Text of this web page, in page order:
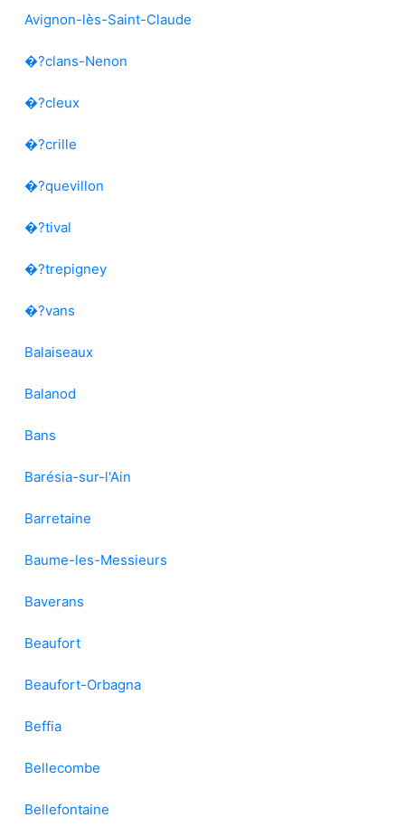
Avignon-lès-Saint-Claude
�?clans-Nenon
�?cleux
�?crille
�?quevillon
�?tival
�?trepigney
�?vans
Balaiseaux
Balanod
Bans
Barésia-sur-l'Ain
Barretaine
Baume-les-Messieurs
Baverans
Beaufort
Beaufort-Orbagna
Beffia
Bellecombe
Bellefontaine